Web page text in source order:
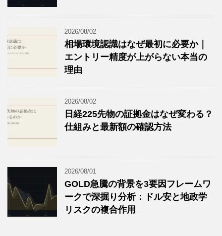
2026/08/02
相場環境認識はなぜ最初に必要か｜
エントリー精度が上がらない本当の
理由
2026/08/02
日経225先物の証拠金はなぜ変わる？
仕組みと最新額の確認方法
2026/08/01
GOLD急騰の背景を3要因フレームワ
ークで深掘り分析：ドル安と地政学
リスクの複合作用